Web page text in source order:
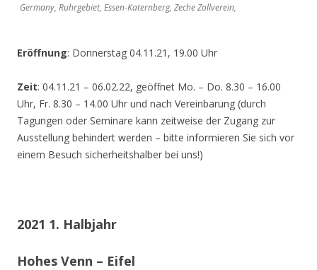
Germany, Ruhrgebiet, Essen-Katernberg, Zeche Zollverein,
Eröffnung: Donnerstag 04.11.21, 19.00 Uhr
Zeit: 04.11.21 – 06.02.22, geöffnet Mo. – Do. 8.30 – 16.00
Uhr, Fr. 8.30 – 14.00 Uhr und nach Vereinbarung (durch
Tagungen oder Seminare kann zeitweise der Zugang zur
Ausstellung behindert werden – bitte informieren Sie sich vor
einem Besuch sicherheitshalber bei uns!)
2021 1. Halbjahr
Hohes Venn – Eifel